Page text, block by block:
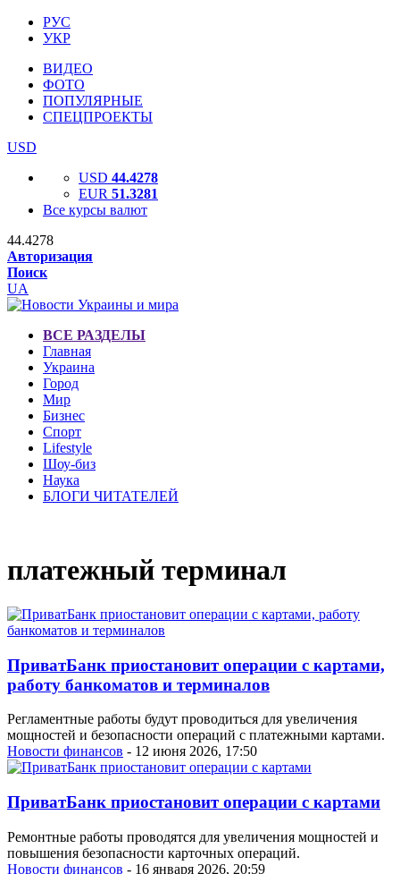
РУС
УКР
ВИДЕО
ФОТО
ПОПУЛЯРНЫЕ
СПЕЦПРОЕКТЫ
USD
USD 44.4278
EUR 51.3281
Все курсы валют
44.4278
Авторизация
Поиск
UA
ВСЕ РАЗДЕЛЫ
Главная
Украина
Город
Мир
Бизнес
Спорт
Lifestyle
Шоу-биз
Наука
БЛОГИ ЧИТАТЕЛЕЙ
платежный терминал
ПриватБанк приостановит операции с картами,
работу банкоматов и терминалов
Регламентные работы будут проводиться для увеличения
мощностей и безопасности операций с платежными картами.
Новости финансов - 12 июня 2026, 17:50
ПриватБанк приостановит операции с картами
Ремонтные работы проводятся для увеличения мощностей и
повышения безопасности карточных операций.
Новости финансов - 16 января 2026, 20:59